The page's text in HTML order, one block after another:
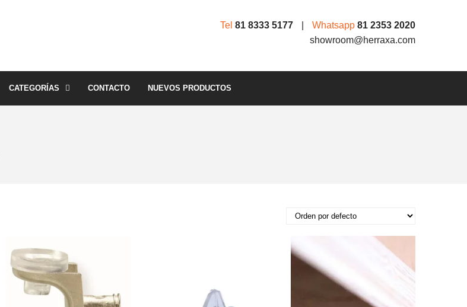
Tel 81 8333 5177 Whatsapp 81 2353 2020
showroom@herraxa.com
CATEGORÍAS CONTACTO NUEVOS PRODUCTOS